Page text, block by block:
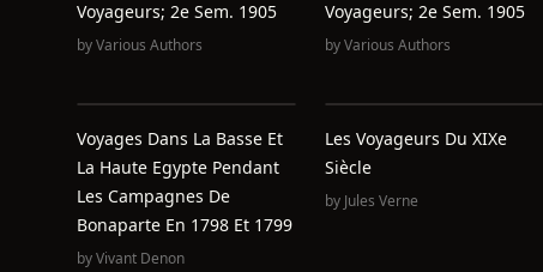
Voyageurs; 2e Sem. 1905
byVarious Authors
Voyageurs; 2e Sem. 1905
byVarious Authors
Voyages Dans La Basse Et
La Haute Egypte Pendant
Les Campagnes De
Bonaparte En 1798 Et 1799
byVivant Denon
Les Voyageurs Du XIXe
Siècle
by Jules Verne